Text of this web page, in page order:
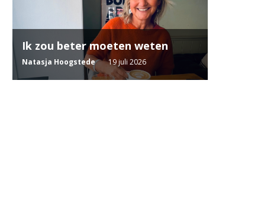
Ik zou beter moeten weten
Natasja Hoogstede 19 juli 2026